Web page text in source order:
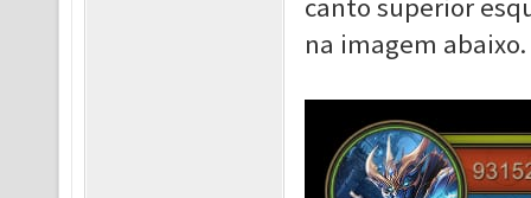
canto superior
na imagem abaixo.